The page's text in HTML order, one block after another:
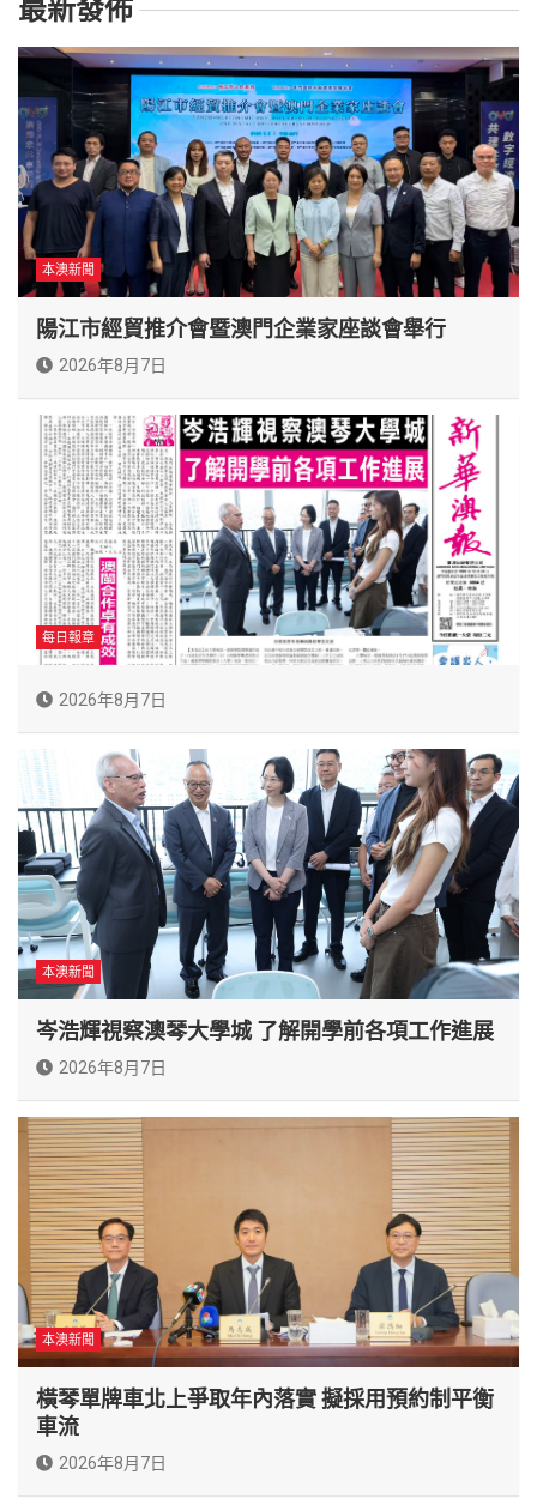
最新發佈
本澳新聞
陽江市經貿推介會暨澳門企業家座談會舉行
2026年8月7日
每日報章
2026年8月7日
本澳新聞
岑浩輝視察澳琴大學城 了解開學前各項工作進展
2026年8月7日
本澳新聞
橫琴單牌車北上爭取年內落實 擬採用預約制平衡
車流
2026年8月7日